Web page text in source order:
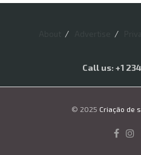
Call us: +1
© 2025 Criação de